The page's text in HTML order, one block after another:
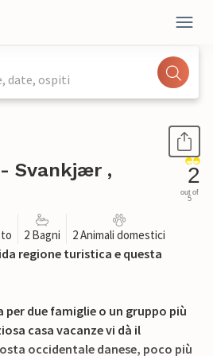
date, ospiti
- Svankjær ,
2
out of
5
2 Bagni 2 Animali domestici
regione turistica e questa
per due famiglie o un gruppo più
casa vacanze vi dà il
occidentale danese, poco più